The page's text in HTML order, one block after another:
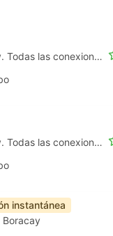
3h Autobús+Ferry. Todas las conexiones garantizadas
3h Autobús+Ferry. Todas las conexiones garantizadas
instantánea